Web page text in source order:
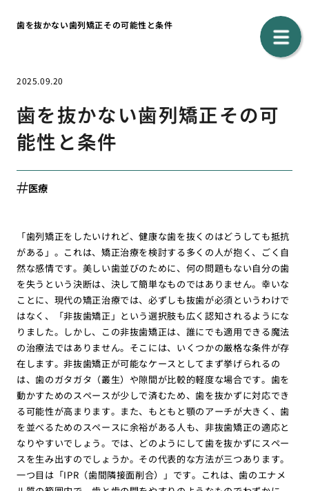
歯を抜かない歯列矯正その可能性と条件
2025.09.20
歯を抜かない歯列矯正その可
能性と条件
医療
「歯列矯正をしたいけれど、健康な歯を抜くのはどうしても抵抗
がある」。これは、矯正治療を検討する多くの人が抱く、ごく自
然な感情です。美しい歯並びのために、何の問題もない自分の歯
を失うという決断は、決して簡単なものではありません。幸いな
ことに、現代の矯正治療では、必ずしも抜歯が必須というわけで
はなく、「非抜歯矯正」という選択肢も広く認知されるようにな
りました。しかし、この非抜歯矯正は、誰にでも適用できる魔法
の治療法ではありません。そこには、いくつかの厳格な条件が存
在します。非抜歯矯正が可能なケースとしてまず挙げられるの
は、歯のガタガタ（叢生）や隙間が比較的軽度な場合です。歯を
動かすためのスペースが少しで済むため、歯を抜かずに対応でき
る可能性が高まります。また、もともと顎のアーチが大きく、歯
を並べるためのスペースに余裕がある人も、非抜歯矯正の適応と
なりやすいでしょう。では、どのようにして歯を抜かずにスペー
スを生み出すのでしょうか。その代表的な方法が三つあります。
一つ目は「IPR（歯間隣接面削合）」です。これは、歯のエナメ